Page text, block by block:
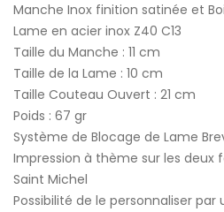
Manche Inox finition satinée et
Lame en acier inox Z40 C13
Taille du Manche : 11 cm
Taille de la Lame : 10 cm
Taille Couteau Ouvert : 21 cm
Poids : 67 gr
Système de Blocage de Lame
Impression à thème sur les deux
Saint Michel
Possibilité de le personnaliser par